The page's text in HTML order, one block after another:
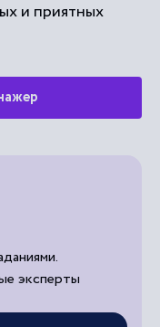
и приятных
эксперты